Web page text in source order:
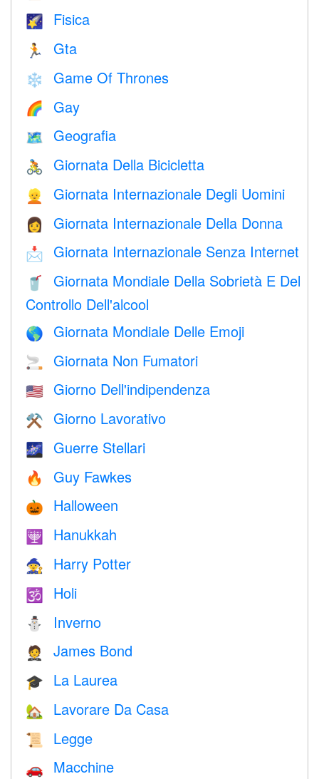
🌠 Fisica
🏃 Gta
❄️ Game Of Thrones
🌈 Gay
🗺 Geografia
🚴 Giornata Della Bicicletta
👱 Giornata Internazionale Degli Uomini
👩 Giornata Internazionale Della Donna
📩 Giornata Internazionale Senza Internet
🥤
Giornata Mondiale Della Sobrietà E Del
Controllo Dell'alcool
🌎 Giornata Mondiale Delle Emoji
🚬 Giornata Non Fumatori
🇺🇸 Giorno Dell'indipendenza
⚒️ Giorno Lavorativo
🌌 Guerre Stellari
🔥 Guy Fawkes
🎃 Halloween
🕎 Hanukkah
🧙 Harry Potter
🕉 Holi
⛄ Inverno
🤵 James Bond
🎓 La Laurea
🏡 Lavorare Da Casa
📜 Legge
🚗 Macchine